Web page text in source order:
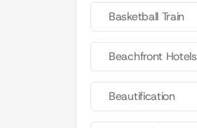
Basketball Train
Beachfront Hotels
Beautification